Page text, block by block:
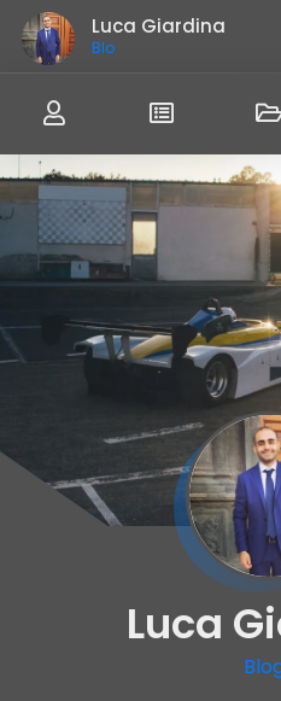
Luca Giardina
Blogge
Luca